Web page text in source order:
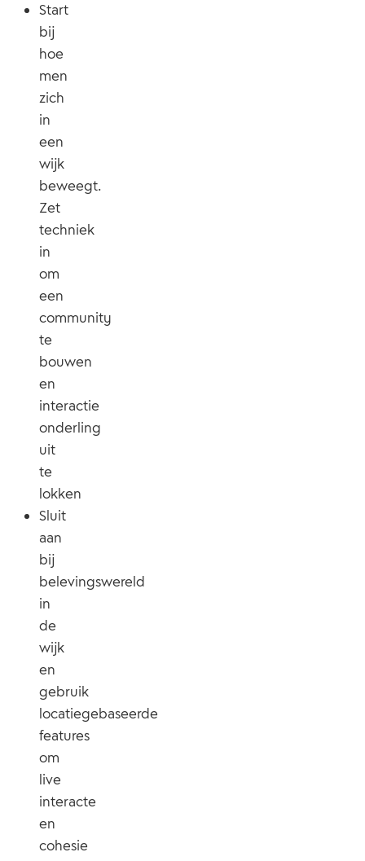
Start
bij
hoe
men
zich
in
een
wijk
beweegt.
Zet
techniek
in
om
een
community
te
bouwen
en
interactie
onderling
uit
te
lokken
Sluit
aan
bij
belevingswereld
in
de
wijk
en
gebruik
locatiegebaseerde
features
om
live
interacte
en
cohesie